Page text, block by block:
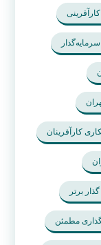
کارآفرینان
برتر
مطمئن